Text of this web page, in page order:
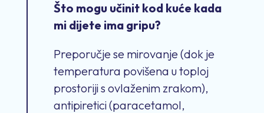
Što mogu učinit kod kuće kada
mi dijete ima gripu?
Preporučje se mirovanje (dok je
temperatura povišena u toploj
prostoriji s ovlaženim zrakom),
antipiretici (paracetamol,